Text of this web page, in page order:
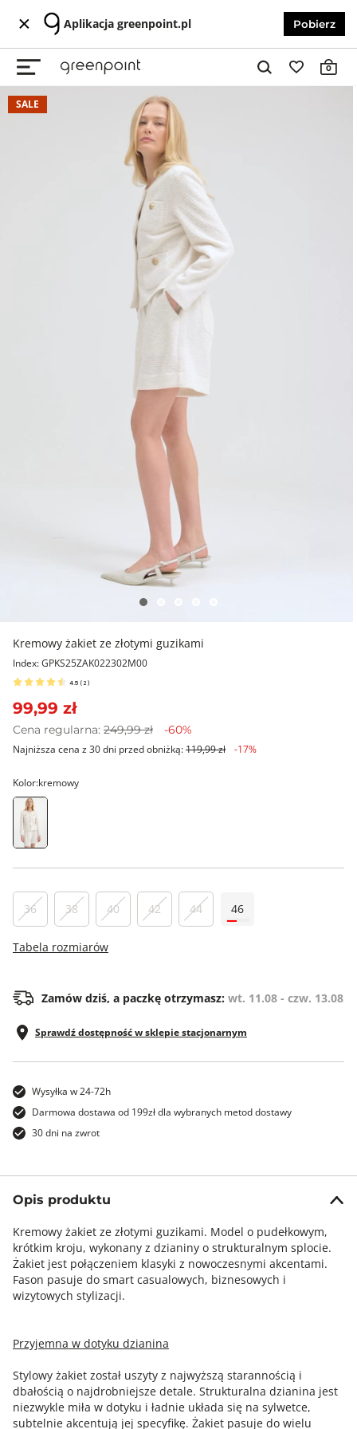
Aplikacja greenpoint.pl Pobierz
0
SALE
Kremowy żakiet ze złotymi guzikami
Index: GPKS25ZAK022302M00
4.5 ( 2 )
99,99 zł
Cena regularna: 249,99 zł -60%
Najniższa cena z 30 dni przed obniżką:119,99 zł -17%
Kolor:kremowy
36 38 40 42 44 46
Tabela rozmiarów
Zamów dziś, a paczkę otrzymasz: wt. 11.08 - czw. 13.08
Sprawdź dostępność w sklepie stacjonarnym
Wysyłka w 24-72h
Darmowa dostawa od 199zł dla wybranych metod dostawy
30 dni na zwrot
Opis produktu
Kremowy żakiet ze złotymi guzikami. Model o pudełkowym,
krótkim kroju, wykonany z dzianiny o strukturalnym splocie.
Żakiet jest połączeniem klasyki z nowoczesnymi akcentami.
Fason pasuje do smart casualowych, biznesowych i
wizytowych stylizacji.
Przyjemna w dotyku dzianina
Stylowy żakiet został uszyty z najwyższą starannością i
dbałością o najdrobniejsze detale. Strukturalna dzianina jest
niezwykle miła w dotyku i ładnie układa się na sylwetce,
subtelnie akcentują jej specyfikę. Żakiet pasuje do wielu